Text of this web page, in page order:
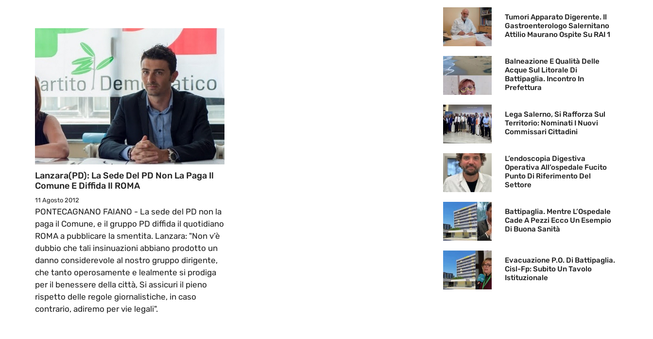
Lanzara(PD): La Sede Del PD Non La Paga Il
Comune E Diffida Il ROMA
11 Agosto 2012
PONTECAGNANO FAIANO - La sede del PD non la
paga il Comune, e il gruppo PD diffida il quotidiano
ROMA a pubblicare la smentita. Lanzara: "Non v’è
dubbio che tali insinuazioni abbiano prodotto un
danno considerevole al nostro gruppo dirigente,
che tanto operosamente e lealmente si prodiga
per il benessere della città, Si assicuri il pieno
rispetto delle regole giornalistiche, in caso
contrario, adiremo per vie legali".
Tumori Apparato Digerente. Il
Gastroenterologo Salernitano
Attilio Maurano Ospite Su RAI 1
Balneazione E Qualità Delle
Acque Sul Litorale Di
Battipaglia. Incontro In
Prefettura
Lega Salerno, Si Rafforza Sul
Territorio: Nominati I Nuovi
Commissari Cittadini
L’endoscopia Digestiva
Operativa All’ospedale Fucito
Punto Di Riferimento Del
Settore
Battipaglia. Mentre L’Ospedale
Cade A Pezzi Ecco Un Esempio
Di Buona Sanità
Evacuazione P.O. Di Battipaglia.
Cisl-Fp: Subito Un Tavolo
Istituzionale